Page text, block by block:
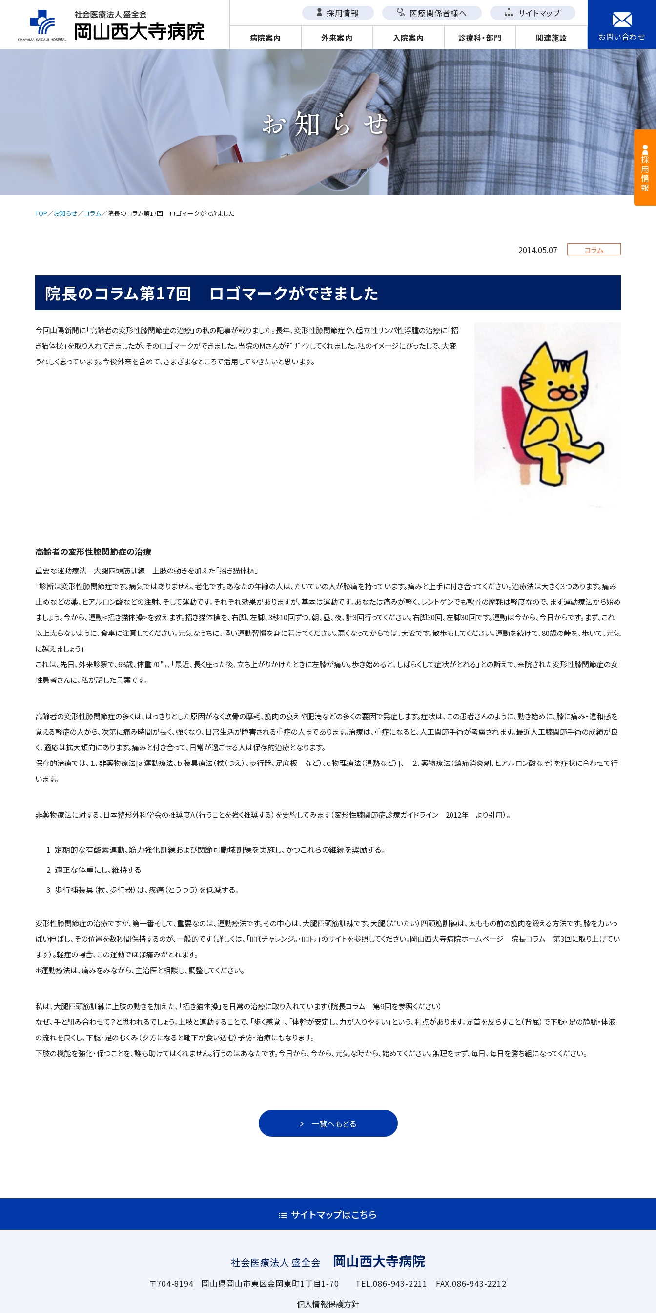
病院案内 外来案内 入院案内 診療科・部門 関連施設
採用情報 医療関係者様へ サイトマップ
お問い合わせ
採用情報
お知らせ
TOP お知らせ コラム 院長のコラム第17回 ロゴマークができました
2014.05.07 コラム
院長のコラム第17回 ロゴマークができました
今回山陽新聞に「高齢者の変形性膝関節症の治療」の私の記事が載りました。長年、変形性膝関節症や、起立性リンパ性浮腫の治療に「招
き猫体操」を取り入れてきましたが、そのロゴマークができました。当院のMさんがﾃﾞｻﾞｲﾝしてくれました。私のイメージにぴったしで、大変
うれしく思っています。今後外来を含めて、さまざまなところで活用してゆきたいと思います。
高齢者の変形性膝関節症の治療
重要な運動療法―大腿四頭筋訓練 上肢の動きを加えた「招き猫体操」
「診断は変形性膝関節症です。病気ではありません、老化です。あなたの年齢の人は、たいていの人が膝痛を持っています。痛みと上手に付き合ってください。治療法は大きく３つあります。痛み
止めなどの薬、ヒアルロン酸などの注射、そして運動です。それぞれ効果がありますが、基本は運動です。あなたは痛みが軽く、レントゲンでも軟骨の摩耗は軽度なので、まず運動療法から始め
ましょう。今から、運動<招き猫体操>を教えます。招き猫体操を、右脚、左脚、3秒10回ずつ、朝、昼、夜、計3回行ってください。右脚30回、左脚30回です。運動は今から、今日からです。まず、これ
以上太らないように、食事に注意してください。元気なうちに、軽い運動習慣を身に着けてください。悪くなってからでは、大変です。散歩もしてください。運動を続けて、80歳の峠を、歩いて、元気
に越えましょう」
これは、先日、外来診察で、68歳、体重70㌔、「最近、長く座った後、立ち上がりかけたときに左膝が痛い。歩き始めると、しばらくして症状がとれる」との訴えで、来院された変形性膝関節症の女
性患者さんに、私が話した言葉です。
高齢者の変形性膝関節症の多くは、はっきりとした原因がなく軟骨の摩耗、筋肉の衰えや肥満などの多くの要因で発症します。症状は、この患者さんのように、動き始めに、膝に痛み・違和感を
覚える軽症の人から、次第に痛み時間が長く、強くなり、日常生活が障害される重症の人まであります。治療は、重症になると、人工関節手術が考慮されます。最近人工膝関節手術の成績が良
く、適応は拡大傾向にあります。痛みと付き合って、日常が過ごせる人は保存的治療となります。
保存的治療では、１．非薬物療法[a.運動療法、b.装具療法（杖（つえ）、歩行器、足底板 など）、c.物理療法（温熱など）]、 ２．薬物療法（鎮痛消炎剤、ヒアルロン酸なそ）を症状に合わせて行
います。
非薬物療法に対する、日本整形外科学会の推奨度A（行うことを強く推奨する）を要約してみます（変形性膝関節症診療ガイドライン 2012年 より引用）。
定期的な有酸素運動、筋力強化訓練および関節可動域訓練を実施し、かつこれらの継続を奨励する。
適正な体重にし、維持する
歩行補装具（杖、歩行器）は、疼痛（とうつう）を低減する。
変形性膝関節症の治療ですが、第一番そして、重要なのは、運動療法です。その中心は、大腿四頭筋訓練です。大腿（だいたい）四頭筋訓練は、太ももの前の筋肉を鍛える方法です。膝を力いっ
ぱい伸ばし、その位置を数秒間保持するのが、一般的です（詳しくは、「ﾛｺﾓチャレンジ。・ﾛｺﾄﾚ」のサイトを参照してください。岡山西大寺病院ホームページ 院長コラム 第3回に取り上げてい
ます）。軽症の場合、この運動でほぼ痛みがとれます。
＊運動療法は、痛みをみながら、主治医と相談し、調整してください。
私は、大腿四頭筋訓練に上肢の動きを加えた、「招き猫体操」を日常の治療に取り入れています（院長コラム 第9回を参照ください）
なぜ、手と組み合わせて？と思われるでしょう。上肢と連動することで、「歩く感覚」、「体幹が安定し、力が入りやすい」という、利点があります。足首を反らすこと（背屈）で下腿・足の静脈・体液
の流れを良くし、下腿・足のむくみ（夕方になると靴下が食い込む）予防・治療にもなります。
下肢の機能を強化・保つことを、誰も助けてはくれません。行うのはあなたです。今日から、今から、元気な時から、始めてください。無理をせず、毎日、毎日を勝ち組になってください。
一覧へもどる
サイトマップはこちら
社会医療法人 盛全会 岡山西大寺病院
〒704-8194 岡山県岡山市東区金岡東町1丁目1-70 TEL.086-943-2211
FAX.086-943-2212
個人情報保護方針